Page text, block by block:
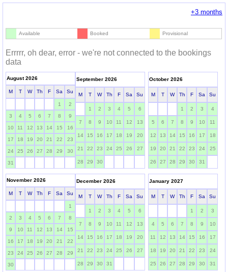
+3 months
Available Booked Provisional
Errrrr, oh dear, error - we're not connected to the bookings
data
August 2026
M T W Th F Sa Su
1 2
3 4 5 6 7 8 9
10 11 12 13 14 15 16
17 18 19 20 21 22 23
24 25 26 27 28 29 30
31
September 2026
M T W Th F Sa Su
1 2 3 4 5 6
7 8 9 10 11 12 13
14 15 16 17 18 19 20
21 22 23 24 25 26 27
28 29 30
October 2026
M T W Th F Sa Su
1 2 3 4
5 6 7 8 9 10 11
12 13 14 15 16 17 18
19 20 21 22 23 24 25
26 27 28 29 30 31
November 2026
M T W Th F Sa Su
1
2 3 4 5 6 7 8
9 10 11 12 13 14 15
16 17 18 19 20 21 22
23 24 25 26 27 28 29
30
December 2026
M T W Th F Sa Su
1 2 3 4 5 6
7 8 9 10 11 12 13
14 15 16 17 18 19 20
21 22 23 24 25 26 27
28 29 30 31
January 2027
M T W Th F Sa Su
1 2 3
4 5 6 7 8 9 10
11 12 13 14 15 16 17
18 19 20 21 22 23 24
25 26 27 28 29 30 31